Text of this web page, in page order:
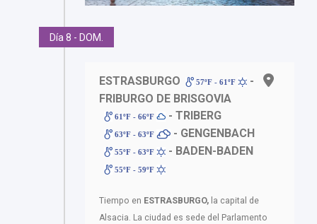
Día 8 - DOM.
ESTRASBURGO 57ºF - 61ºF
-
FRIBURGO DE BRISGOVIA
61ºF - 66ºF - TRIBERG
63ºF - 63ºF - GENGENBACH
55ºF - 63ºF - BADEN-BADEN
55ºF - 59ºF
Tiempo en ESTRASBURGO, la capital de
Alsacia. La ciudad es sede del Parlamento